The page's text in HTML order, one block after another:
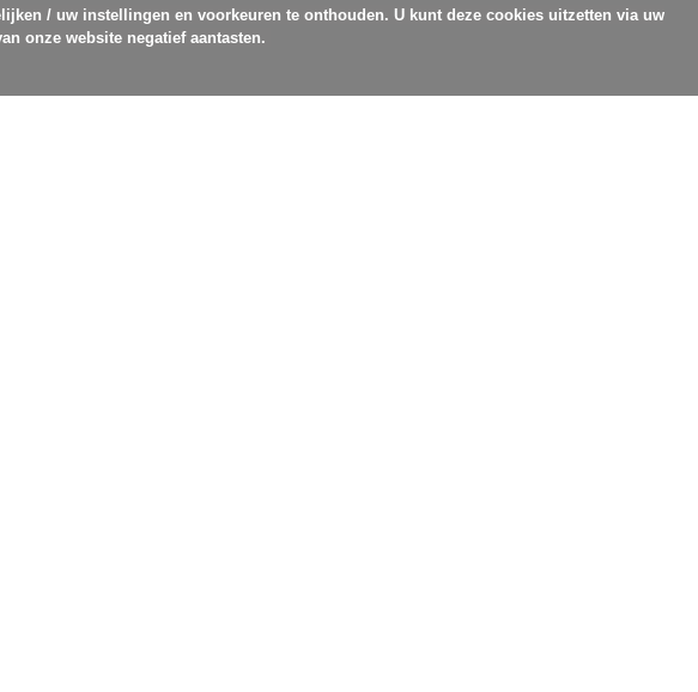
/ uw instellingen en voorkeuren te onthouden. U kunt deze cookies uitzetten via uw
onze website negatief aantasten.